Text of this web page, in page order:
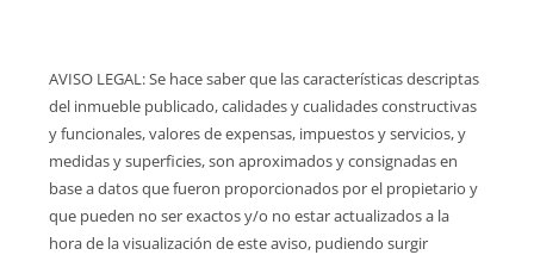
AVISO LEGAL: Se hace saber que las características descriptas
del inmueble publicado, calidades y cualidades constructivas
y funcionales, valores de expensas, impuestos y servicios, y
medidas y superficies, son aproximados y consignadas en
base a datos que fueron proporcionados por el propietario y
que pueden no ser exactos y/o no estar actualizados a la
hora de la visualización de este aviso, pudiendo surgir